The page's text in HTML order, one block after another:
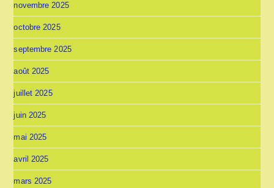
novembre 2025
octobre 2025
septembre 2025
août 2025
juillet 2025
juin 2025
mai 2025
avril 2025
mars 2025